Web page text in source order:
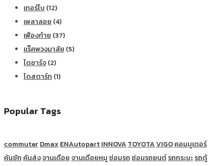
เทอร์โบ (12)
เพลาลอย (4)
เฟืองท้าย (37)
แร็คพวงมาลัย (5)
ไดชาร์จ(2)
ไดสตาร์ท (1)
Popular Tags
commuterDmaxENAutopartINNOVATOYOTAVIGOคอมมูเตอร์
คันชักคันส่งจานเดือยจานเดือยหมูซ่อมรถซ่อมรถยนต์รถกระบะรถตู้